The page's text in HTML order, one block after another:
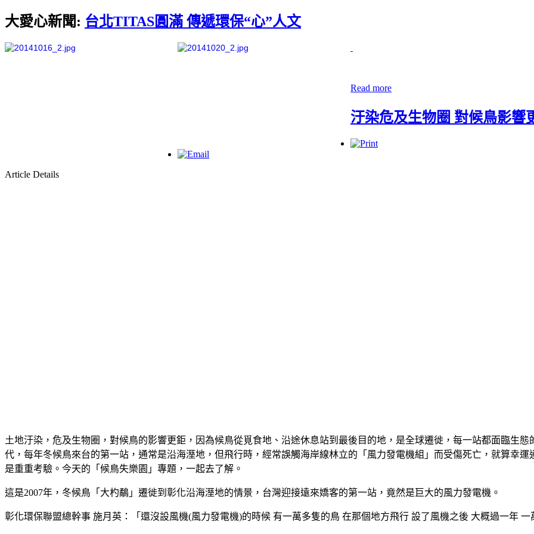
大愛心新聞: 台北TITAS圓滿 傳遞環保“心”人文
Read more
汙染危及生物圈 對候鳥影響
Article Details
土地汙染，危及生物圈，對候鳥的影響更鉅，因為候鳥從覓食地、沿途休息站到最後目的地，是全球遷徙，每一站都面臨生
代，每年冬候鳥來台的第一站，通常是沿海溼地，但飛行時，經常誤觸海岸線林立的「風力發電機組」而受傷死亡，就算幸
是重重考驗。今天的「候鳥失樂園」專題，一起去了解。
這是2007年，冬候鳥「大杓鷸」遷徙到彰化沿海溼地的情景，台灣迎接遠來嬌客的第一站，竟然是巨大的風力發電機。
彰化環保聯盟總幹事 施月英：「還沒設風機(風力發電機)的時候 有一萬多隻的鳥 在那個地方飛行 設了風機之後 大概過一年